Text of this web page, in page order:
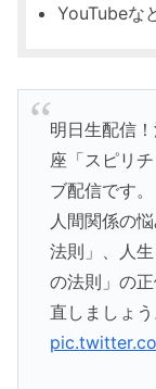
YouTubeな
明日生配信
座「スピリ
ブ配信です。
人間関係の
法則」、人
の法則」の
直しましょう